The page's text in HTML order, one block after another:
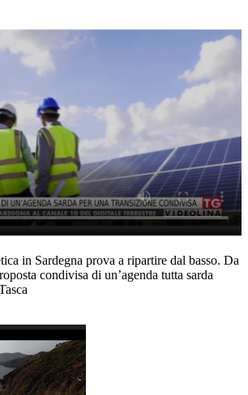
in Sardegna prova a ripartire dal basso. Da
condivisa di un’agenda tutta sarda